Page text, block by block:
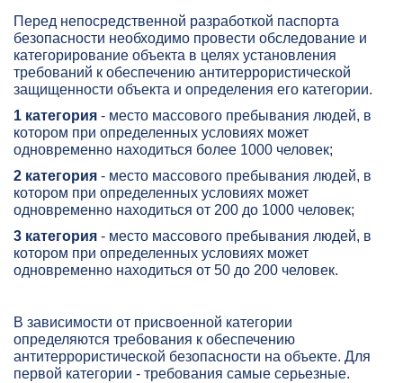
Перед непосредственной разработкой паспорта
безопасности необходимо провести обследование и
категорирование объекта в целях установления
требований к обеспечению антитеррористической
защищенности объекта и определения его категории.
1 категория - место массового пребывания людей, в
котором при определенных условиях может
одновременно находиться более 1000 человек;
2 категория - место массового пребывания людей, в
котором при определенных условиях может
одновременно находиться от 200 до 1000 человек;
3 категория - место массового пребывания людей, в
котором при определенных условиях может
одновременно находиться от 50 до 200 человек.
В зависимости от присвоенной категории
определяются требования к обеспечению
антитеррористической безопасности на объекте. Для
первой категории - требования самые серьезные.